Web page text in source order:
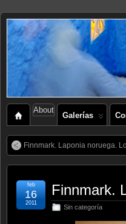
About
Galerías
Finnmark. Laponia noruega.
Finnmark.
Sin categoría
feb
16
2011